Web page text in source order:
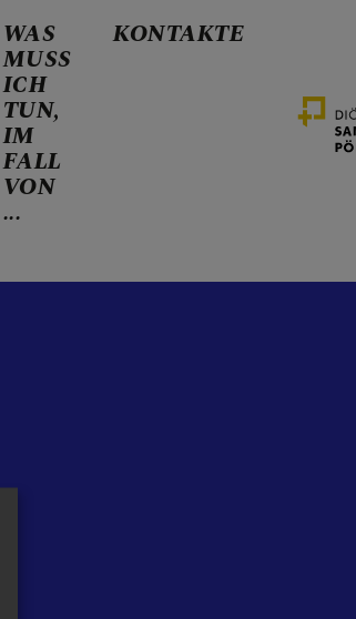
WAS
MUSS
ICH
TUN,
IM
FALL
VON
...
KONTAKTE